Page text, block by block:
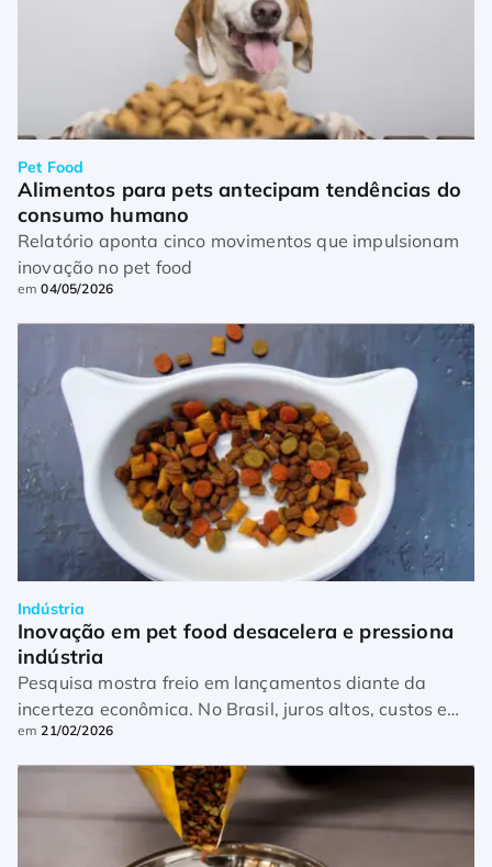
Pet Food
Alimentos para pets antecipam tendências do
consumo humano
Relatório aponta cinco movimentos que impulsionam
inovação no pet food
em04/05/2026
Indústria
Inovação em pet food desacelera e pressiona
indústria
Pesquisa mostra freio em lançamentos diante da
incerteza econômica. No Brasil, juros altos, custos e
mudança no consumo impactam a indústria pet
em21/02/2026